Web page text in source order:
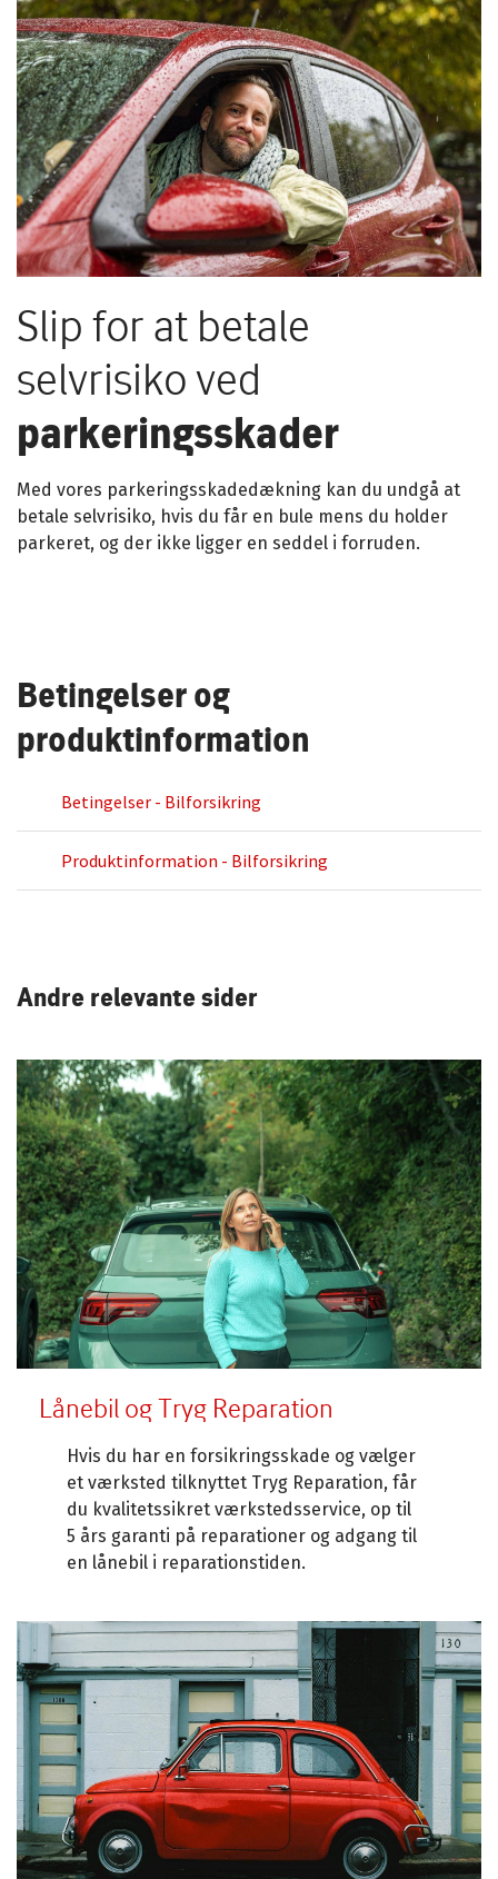
Slip for at betale
selvrisiko ved
parkeringsskader
Med vores parkeringsskadedækning kan du undgå at
betale selvrisiko, hvis du får en bule mens du holder
parkeret, og der ikke ligger en seddel i forruden.
Betingelser og
produktinformation
Betingelser - Bilforsikring
Produktinformation - Bilforsikring
Andre relevante sider
Lånebil og Tryg Reparation
Hvis du har en forsikringsskade og vælger
et værksted tilknyttet Tryg Reparation, får
du kvalitetssikret værkstedsservice, op til
5 års garanti på reparationer og adgang til
en lånebil i reparationstiden.